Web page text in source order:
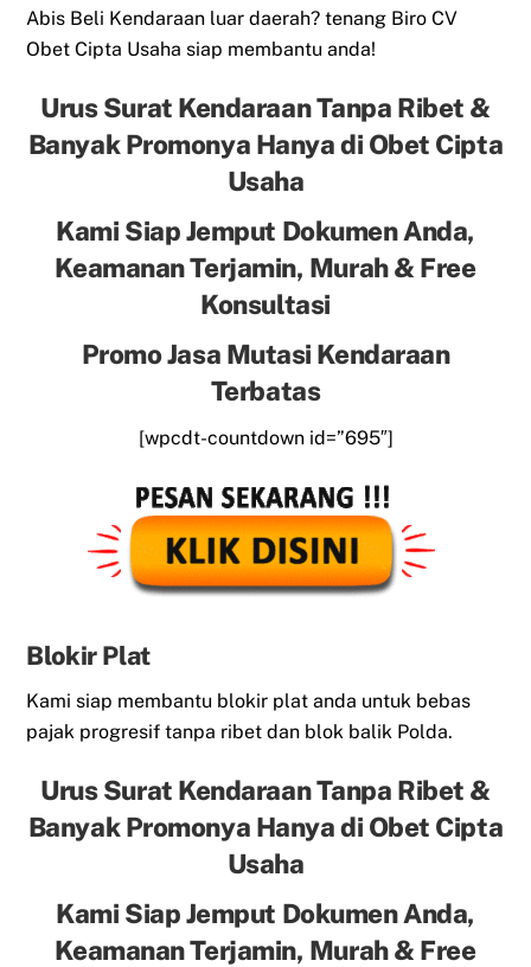
Abis Beli Kendaraan luar daerah? tenang Biro CV
Obet Cipta Usaha siap membantu anda!
Urus Surat Kendaraan Tanpa Ribet &
Banyak Promonya Hanya di Obet Cipta
Usaha
Kami Siap Jemput Dokumen Anda,
Keamanan Terjamin, Murah & Free
Konsultasi
Promo Jasa Mutasi Kendaraan
Terbatas
[wpcdt-countdown id=”695″]
Blokir Plat
Kami siap membantu blokir plat anda untuk bebas
pajak progresif tanpa ribet dan blok balik Polda.
Urus Surat Kendaraan Tanpa Ribet &
Banyak Promonya Hanya di Obet Cipta
Usaha
Kami Siap Jemput Dokumen Anda,
Keamanan Terjamin, Murah & Free